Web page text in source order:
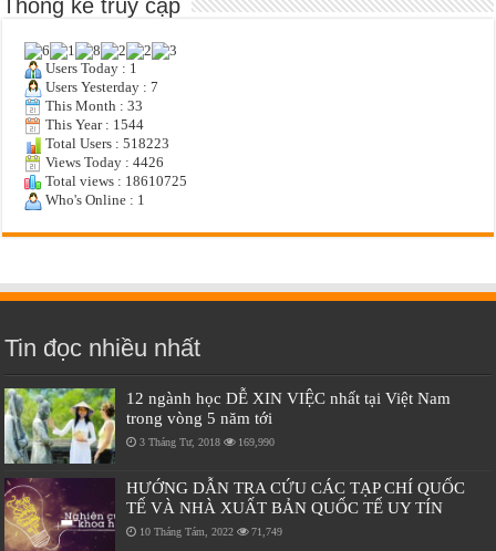
Thống kê truy cập
Users Today : 1
Users Yesterday : 7
This Month : 33
This Year : 1544
Total Users : 518223
Views Today : 4426
Total views : 18610725
Who's Online : 1
Tin đọc nhiều nhất
12 ngành học DỄ XIN VIỆC nhất tại Việt Nam
trong vòng 5 năm tới
3 Tháng Tư, 2018 169,990
HƯỚNG DẪN TRA CỨU CÁC TẠP CHÍ QUỐC
TẾ VÀ NHÀ XUẤT BẢN QUỐC TẾ UY TÍN
10 Tháng Tám, 2022 71,749